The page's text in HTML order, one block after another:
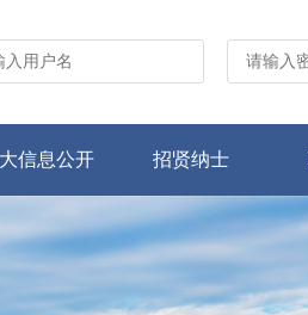
信息公开 招贤纳士